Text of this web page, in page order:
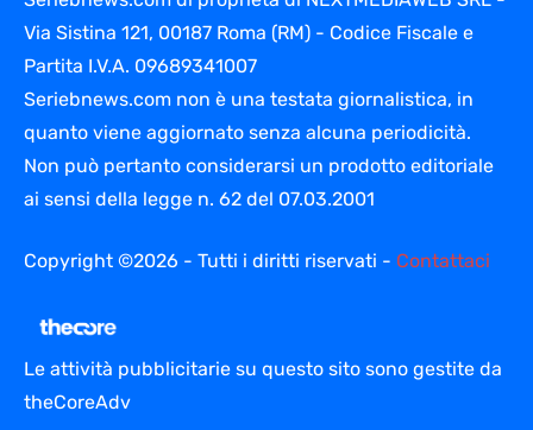
Via Sistina 121, 00187 Roma (RM) - Codice Fiscale e
Partita I.V.A. 09689341007
Seriebnews.com non è una testata giornalistica, in
quanto viene aggiornato senza alcuna periodicità.
Non può pertanto considerarsi un prodotto editoriale
ai sensi della legge n. 62 del 07.03.2001
Copyright ©2026 - Tutti i diritti riservati - Contattaci
Le attività pubblicitarie su questo sito sono gestite da
theCoreAdv